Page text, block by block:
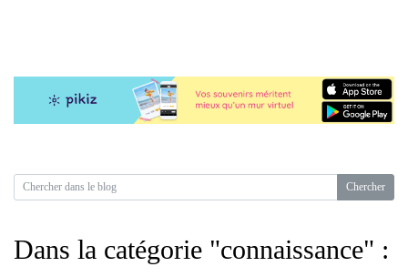
Dans la catégorie "connaissance" :